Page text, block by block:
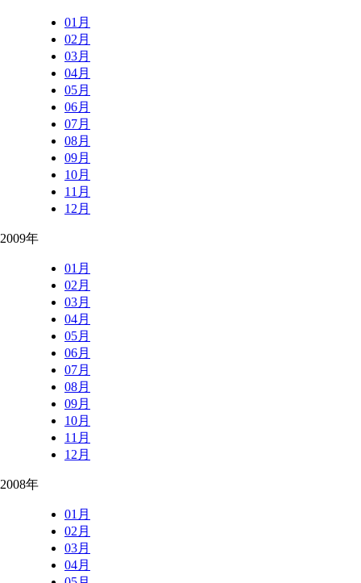
01月
02月
03月
04月
05月
06月
07月
08月
09月
10月
11月
12月
2009年
01月
02月
03月
04月
05月
06月
07月
08月
09月
10月
11月
12月
2008年
01月
02月
03月
04月